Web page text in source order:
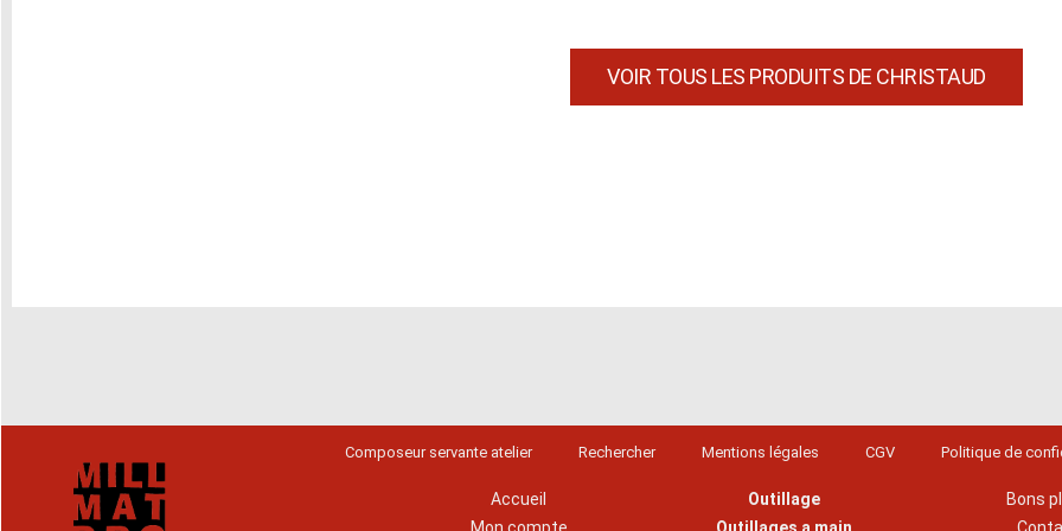
VOIR TOUS LES PRODUITS DE CHRISTAUD
Composeur servante atelier Rechercher Mentions légales CGV Politique de
Accueil
Outillage
Bons